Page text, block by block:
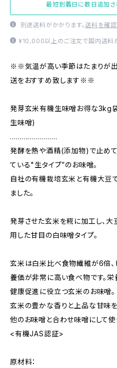
最短到着日に数日追加さ
別途送料がかかります。送料を確認
¥10,000以上のご注文で国内送料
※※気温が高い季節はたまりが出
送をおすすめ致します※※
発芽玄米有機生味噌お得な3kg
生味噌)
……………………
発酵を熱や酒精(添加物)で止め
ている"生タイプ”のお味噌。
自社の有機栽培玄米と有機大豆
ました。
発芽させた玄米を糀に加工し、
用した甘目の白味噌タイプ。
玄米は白米比べ食物繊維が6倍
養価が非常に高い食べ物です。
健康促進に役立つ玄米のお味噌。
玄米の豊かな香りと上品な甘味を
他のお味噌と合わせ味噌にして
<有機JAS認証>
原材料：